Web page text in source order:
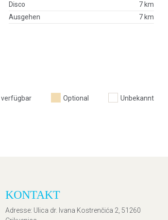
Disco
7 km
Ausgehen
7 km
verfügbar Optional Unbekannt
KONTAKT
Adresse: Ulica dr. Ivana Kostrenčića 2, 51260